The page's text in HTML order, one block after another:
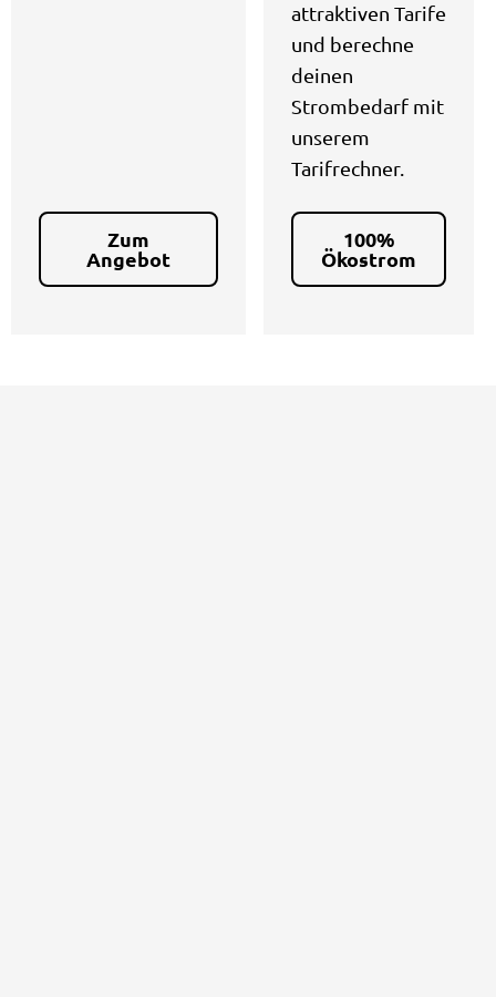
Zum
Angebot
attraktiven Tarife
und berechne
deinen
Strombedarf mit
unserem
Tarifrechner.
100%
Ökostrom